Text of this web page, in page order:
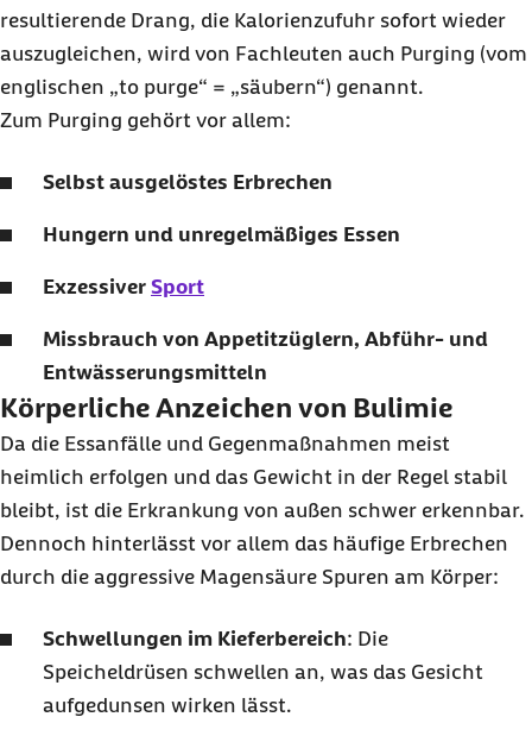
resultierende Drang, die Kalorienzufuhr sofort wieder
auszugleichen, wird von Fachleuten auch Purging (vom
englischen „to purge“ = „säubern“) genannt.
Zum Purging gehört vor allem:
Selbst ausgelöstes Erbrechen
Hungern und unregelmäßiges Essen
Exzessiver Sport
Missbrauch von Appetitzüglern, Abführ- und
Entwässerungsmitteln
Körperliche Anzeichen von Bulimie
Da die Essanfälle und Gegenmaßnahmen meist
heimlich erfolgen und das Gewicht in der Regel stabil
bleibt, ist die Erkrankung von außen schwer erkennbar.
Dennoch hinterlässt vor allem das häufige Erbrechen
durch die aggressive Magensäure Spuren am Körper:
Schwellungen im Kieferbereich: Die
Speicheldrüsen schwellen an, was das Gesicht
aufgedunsen wirken lässt.